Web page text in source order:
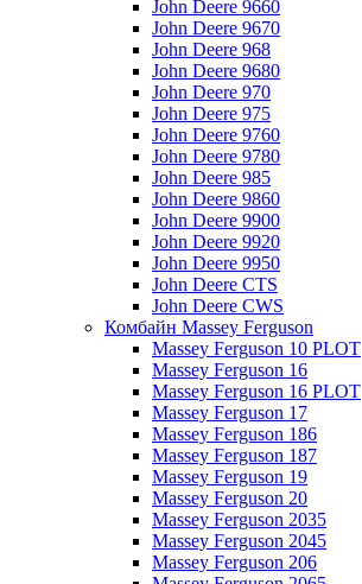
John Deere 9660
John Deere 9670
John Deere 968
John Deere 9680
John Deere 970
John Deere 975
John Deere 9760
John Deere 9780
John Deere 985
John Deere 9860
John Deere 9900
John Deere 9920
John Deere 9950
John Deere CTS
John Deere CWS
Комбайн Massey Ferguson
Massey Ferguson 10 PLOT
Massey Ferguson 16
Massey Ferguson 16 PLOT
Massey Ferguson 17
Massey Ferguson 186
Massey Ferguson 187
Massey Ferguson 19
Massey Ferguson 20
Massey Ferguson 2035
Massey Ferguson 2045
Massey Ferguson 206